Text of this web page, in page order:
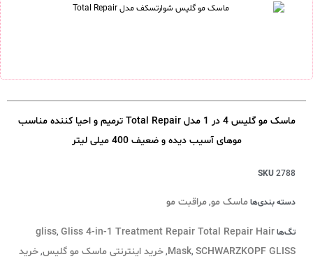
ماسک مو گلیس 4 در 1 مدل Total Repair ترمیم و احیا کننده مناسب
موهای آسیب دیده و ضعیف 400 میلی لیتر
SKU2788
دسته بندی‌هاماسک مو,مراقبت مو
تگ‌ها gliss, Gliss 4-in-1 Treatment Repair Total Repair Hair
Mask, SCHWARZKOPF GLISS
,خرید اینترنتی ماسک مو گلیس,خرید